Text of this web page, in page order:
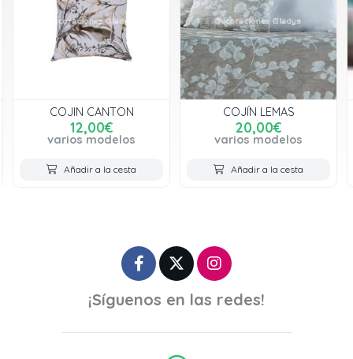
COJÍN LEMAS
20,00€
varios modelos
Añadir a la cesta
COJIN SENNAE
18,00€
varios modelos
Añadir a la cesta
¡Síguenos en las redes!